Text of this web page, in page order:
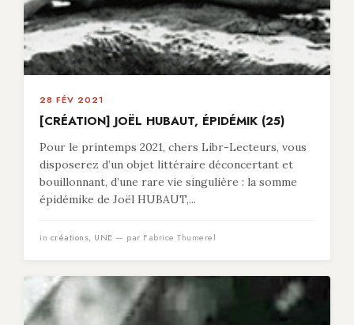
28 FÉV 2021
[CRÉATION] JOËL HUBAUT, ÉPIDÉMIK (25)
Pour le printemps 2021, chers Libr-Lecteurs, vous
disposerez d’un objet littéraire déconcertant et
bouillonnant, d’une rare vie singulière : la somme
épidémike de Joël HUBAUT,...
in créations, UNE — par Fabrice Thumerel